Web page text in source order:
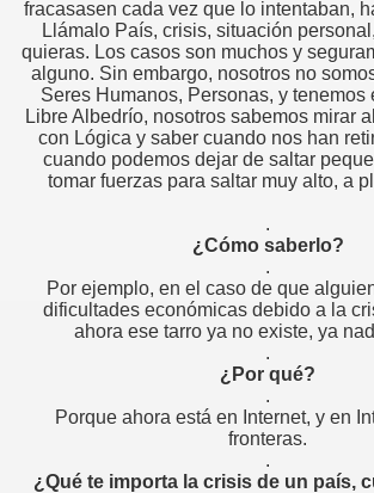
fracasasen cada vez que lo intentaban,
Llámalo País, crisis, situación
quieras. Los casos son muchos y
alguno. Sin embargo, nosotros no
Seres Humanos, Personas, y tenemos
Libre Albedrío, nosotros sabemos mirar
con Lógica y saber cuando nos han
cuando podemos dejar de saltar
tomar fuerzas para saltar muy alto, a
.
¿Cómo saberlo?
.
Por ejemplo, en el caso de que
dificultades económicas debido a la
ahora ese tarro ya no existe, ya
.
¿Por qué?
.
Porque ahora está en Internet, y en
fronteras.
.
¿Qué te importa la crisis de un país,